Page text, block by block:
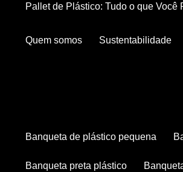
Pallet de Plástico: Tudo o que
Quem somos Sustentabilidade
banqueta de plástico pequena
banqueta preta plástico